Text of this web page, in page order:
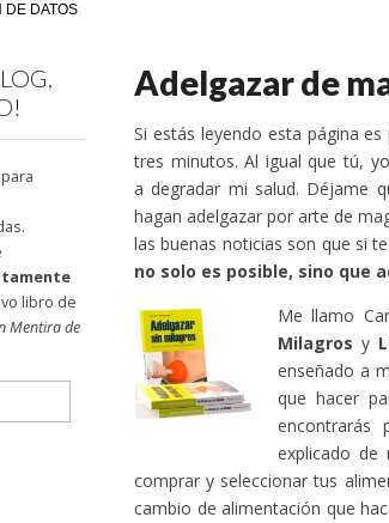
DE DATOS
Adelgazar de
Si estás leyendo esta página es
tres minutos. Al igual que tú,
a degradar mi salud. Déjame
hagan adelgazar por arte de
las buenas noticias son que si
no solo es posible, sino que
Me llamo
Milagros y
enseñado a
que hacer
encontrarás
explicado de
comprar y seleccionar tus
cambio de alimentación que
libro de
Mentira de